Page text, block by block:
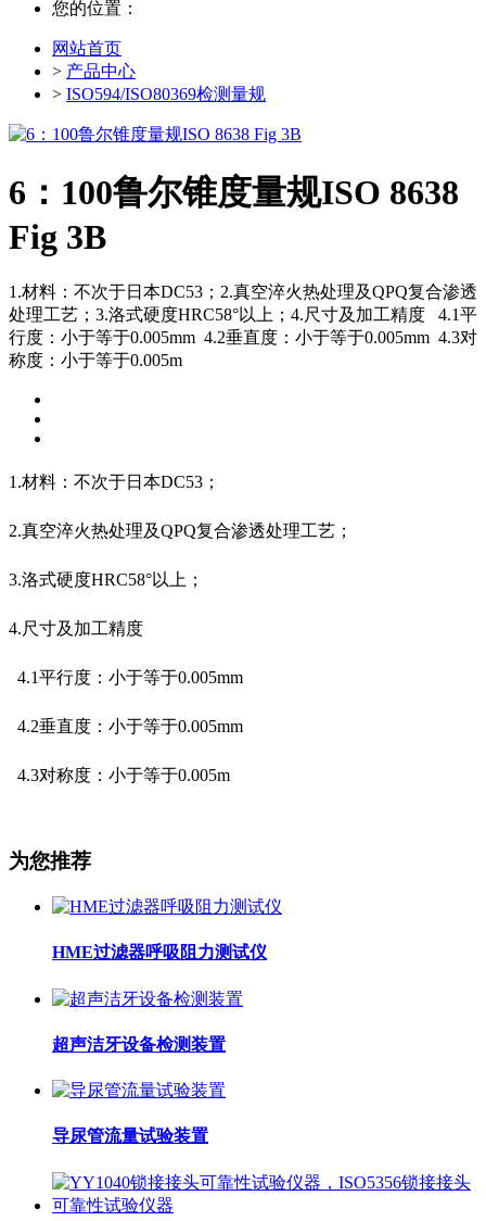
您的位置：
网站首页
> 产品中心
> ISO594/ISO80369检测量规
6：100鲁尔锥度量规ISO 8638
Fig 3B
1.材料：不次于日本DC53；2.真空淬火热处理及QPQ复合渗透
处理工艺；3.洛式硬度HRC58°以上；4.尺寸及加工精度 4.1平
行度：小于等于0.005mm 4.2垂直度：小于等于0.005mm 4.3对
称度：小于等于0.005m
1.材料：不次于日本DC53；
2.真空淬火热处理及QPQ复合渗透处理工艺；
3.洛式硬度HRC58°以上；
4.尺寸及加工精度
4.1平行度：小于等于0.005mm
4.2垂直度：小于等于0.005mm
4.3对称度：小于等于0.005m
为您推荐
HME过滤器呼吸阻力测试仪
超声洁牙设备检测装置
导尿管流量试验装置